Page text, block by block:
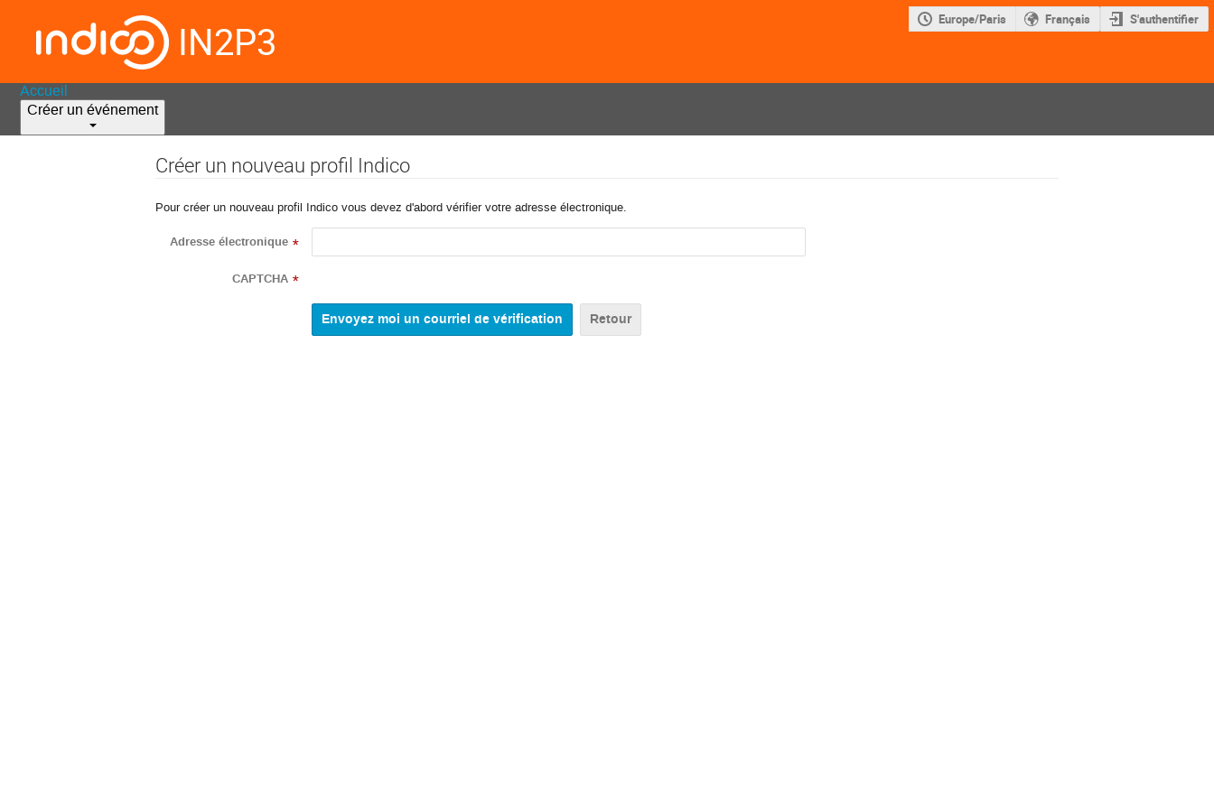
IN2P3 Europe/Paris Français S'authentifier
Accueil
Créer un événement
Créer un nouveau profil Indico
Pour créer un nouveau profil Indico vous devez d'abord vérifier votre adresse électronique.
Adresse électronique *
CAPTCHA *
Retour